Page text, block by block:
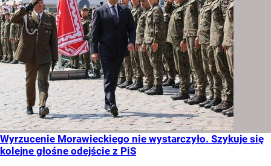
Wyrzucenie Morawieckiego nie wystarczyło. Szykuje się
kolejne głośne odejście z PiS